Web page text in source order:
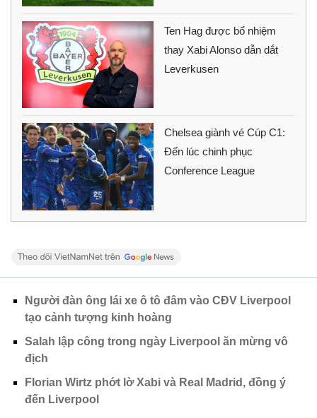
Ten Hag được bổ nhiệm
thay Xabi Alonso dẫn dắt
Leverkusen
Chelsea giành vé Cúp C1:
Đến lúc chinh phục
Conference League
Người đàn ông lái xe ô tô đâm vào CĐV Liverpool
tạo cảnh tượng kinh hoàng
Salah lập công trong ngày Liverpool ăn mừng vô
địch
Florian Wirtz phớt lờ Xabi và Real Madrid, đồng ý
đến Liverpool